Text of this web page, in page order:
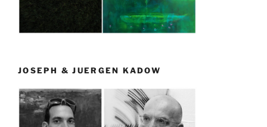
JOSEPH & JUERGEN KADOW